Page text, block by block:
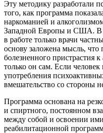
Эту методику разработали
того, как программа
наркоманией и
Западной Европы и США. В
в работе только врачи
основу заложена мысль, что
болезненного пристрастия
только он сам. Если человек
употребления
вмешательство со стороны
Программа основана на
и спиртного, постоянном
между собой и освоении
реабилитационной